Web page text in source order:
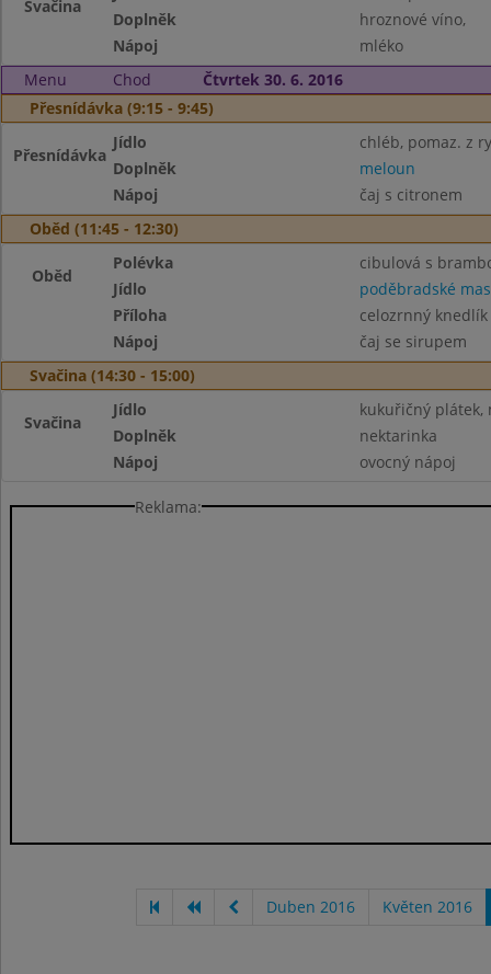
Svačina
Doplněk
hroznové víno,
Nápoj
mléko
Menu
Chod
Čtvrtek 30. 6. 2016
Přesnídávka (9:15 - 9:45)
Přesnídávka
Jídlo
chléb, pomaz. z
Doplněk
meloun
Nápoj
čaj s citronem
Oběd (11:45 - 12:30)
Oběd
Polévka
cibulová s
Jídlo
poděbradské
Příloha
celozrnný knedlík
Nápoj
čaj se sirupem
Svačina (14:30 - 15:00)
Svačina
Jídlo
kukuřičný plátek,
Doplněk
nektarinka
Nápoj
ovocný nápoj
Reklama:
Duben 2016 Květen 2016